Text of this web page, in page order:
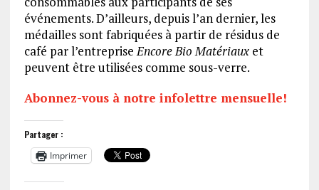
événements. D’ailleurs, depuis l’an dernier, les
médailles sont fabriquées à partir de résidus de
café par l’entrepriseEncore Bio Matériauxet
peuvent être utilisées comme sous-verre.
Abonnez-vous à notre infolettre mensuelle!
Partager :
Imprimer